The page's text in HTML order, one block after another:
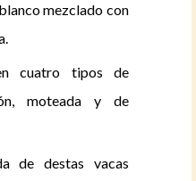
mezclado con
cuatro tipos de
moteada y de
de destas vacas